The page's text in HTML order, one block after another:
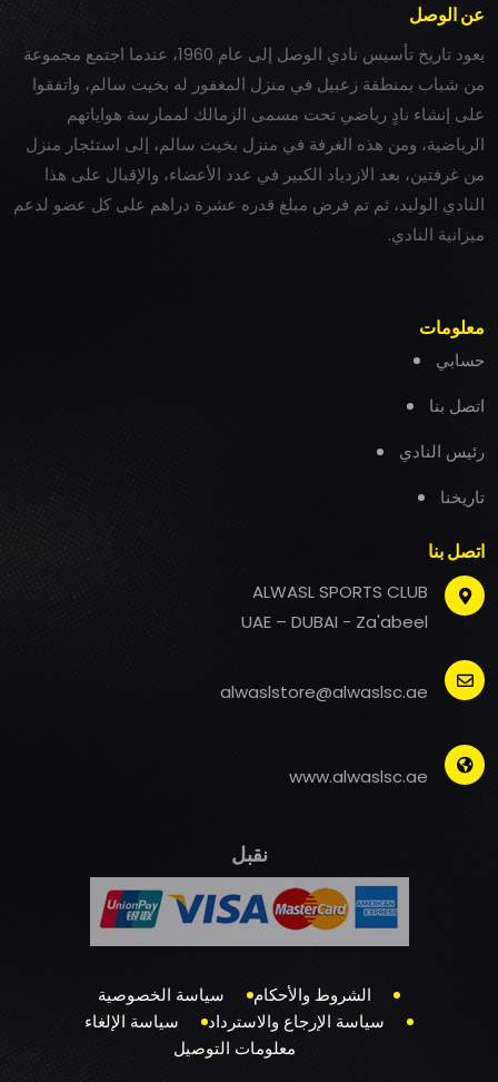
عن الوصل
يعود تاريخ تأسيس نادي الوصل إلى عام 1960، عندما اجتمع مجموعة
من شباب بمنطقة زعبيل في منزل المغفور له بخيت سالم، واتفقوا
على إنشاء نادٍ رياضي تحت مسمى الزمالك لممارسة هواياتهم
الرياضية، ومن هذه الغرفة في منزل بخيت سالم، إلى استئجار منزل
من غرفتين، بعد الازدياد الكبير في عدد الأعضاء، والإقبال على هذا
النادي الوليد، ثم تم فرض مبلغ قدره عشرة دراهم على كل عضو لدعم
ميزانية النادي.
معلومات
حسابي
اتصل بنا
رئيس النادي
تاريخنا
اتصل بنا
ALWASL SPORTS CLUB
UAE – DUBAI - Za'abeel
alwaslstore@alwaslsc.ae
www.alwaslsc.ae
نقبل
الشروط والأحكام
سياسة الخصوصية
سياسة الإرجاع والاسترداد
سياسة الإلغاء
معلومات التوصيل